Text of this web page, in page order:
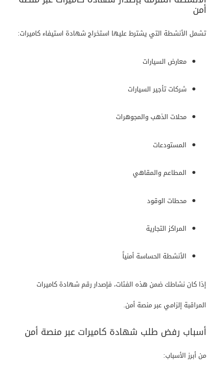
أمن
تشمل الأنشطة التي يشترط عليها استخراج شهادة استيفاء كاميرات:
معارض السيارات
شركات تأجير السيارات
محلات الذهب والمجوهرات
المستودعات
المطاعم والمقاهي
محطات الوقود
المراكز التجارية
الأنشطة الحساسة أمنياً
إذا كان نشاطك ضمن هذه الفئات، فإصدار رقم شهادة كاميرات
المراقبة إلزامي عبر منصة أمن.
أسباب رفض طلب شهادة كاميرات عبر منصة أمن
من أبرز الأسباب: